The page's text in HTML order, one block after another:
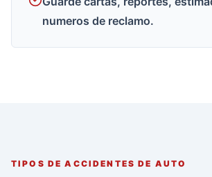
numeros de reclamo.
TIPOS DE ACCIDENTES DE AUTO